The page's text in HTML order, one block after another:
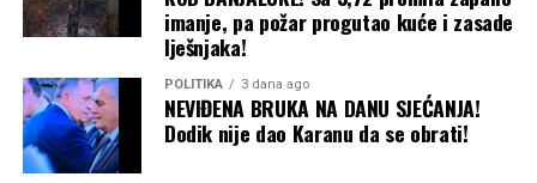
imanje, pa požar progutao kuće i zasade
lješnjaka!
POLITIKA 3 dana ago
NEVIĐENA BRUKA NA DANU SJEĆANJA!
Dodik nije dao Karanu da se obrati!